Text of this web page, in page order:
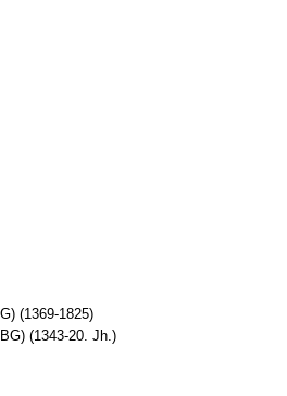
(1369-1825)
(1343-20. Jh.)